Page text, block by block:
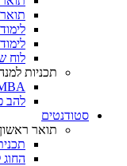
לוח
תכניות
להב
סטודנטים
תואר ראשון
החוג